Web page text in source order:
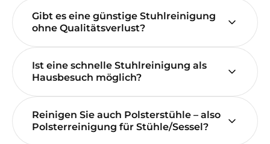
Gibt es eine günstige Stuhlreinigung
ohne Qualitätsverlust?
Ist eine schnelle Stuhlreinigung als
Hausbesuch möglich?
Reinigen Sie auch Polsterstühle – also
Polsterreinigung für Stühle/Sessel?